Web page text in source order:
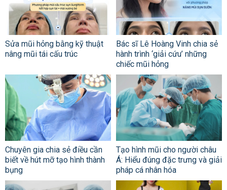
Sửa mũi hỏng bằng kỹ thuật
nâng mũi tái cấu trúc
Bác sĩ Lê Hoàng Vinh chia sẻ
hành trình ‘giải cứu’ những
chiếc mũi hỏng
Chuyên gia chia sẻ điều cần
biết về hút mỡ tạo hình thành
bụng
Tạo hình mũi cho người châu
Á: Hiểu đúng đặc trưng và giải
pháp cá nhân hóa